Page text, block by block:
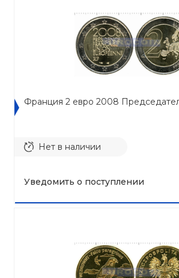
Франция 2 евро 2008
Нет в наличии
Уведомить о поступлении